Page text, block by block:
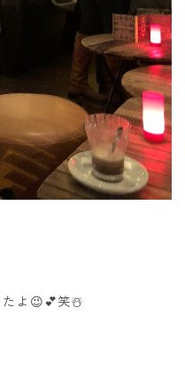
たよ😉💕笑☃️